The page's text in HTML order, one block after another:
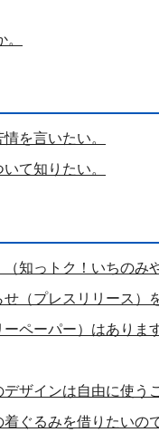
を言いたい。
て知りたい。
知っトク！いちのみや
（プレスリリース）
ペーパー）はありま
ザインは自由に使う
ぐるみを借りたいの